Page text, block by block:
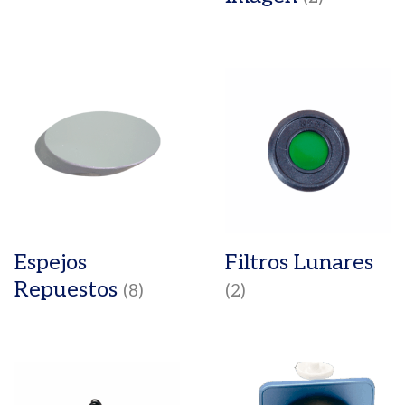
Espejos
Repuestos (8)
Filtros Lunares
(2)